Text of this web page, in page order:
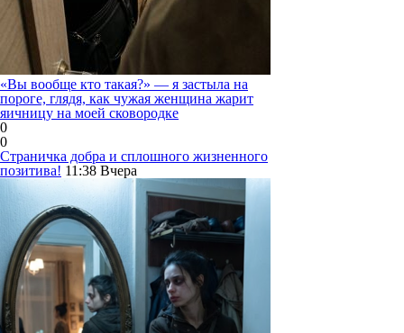
«Вы вообще кто такая?» — я застыла на
пороге, глядя, как чужая женщина жарит
яичницу на моей сковородке
0
0
Страничка добра и сплошного жизненного
позитива! 11:38 Вчера